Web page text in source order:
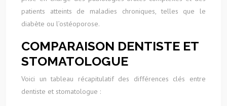
patients atteints de maladies chroniques, telles que le
diabète ou l’ostéoporose.
COMPARAISON DENTISTE ET
STOMATOLOGUE
Voici un tableau récapitulatif des différences clés entre
dentiste et stomatologue :